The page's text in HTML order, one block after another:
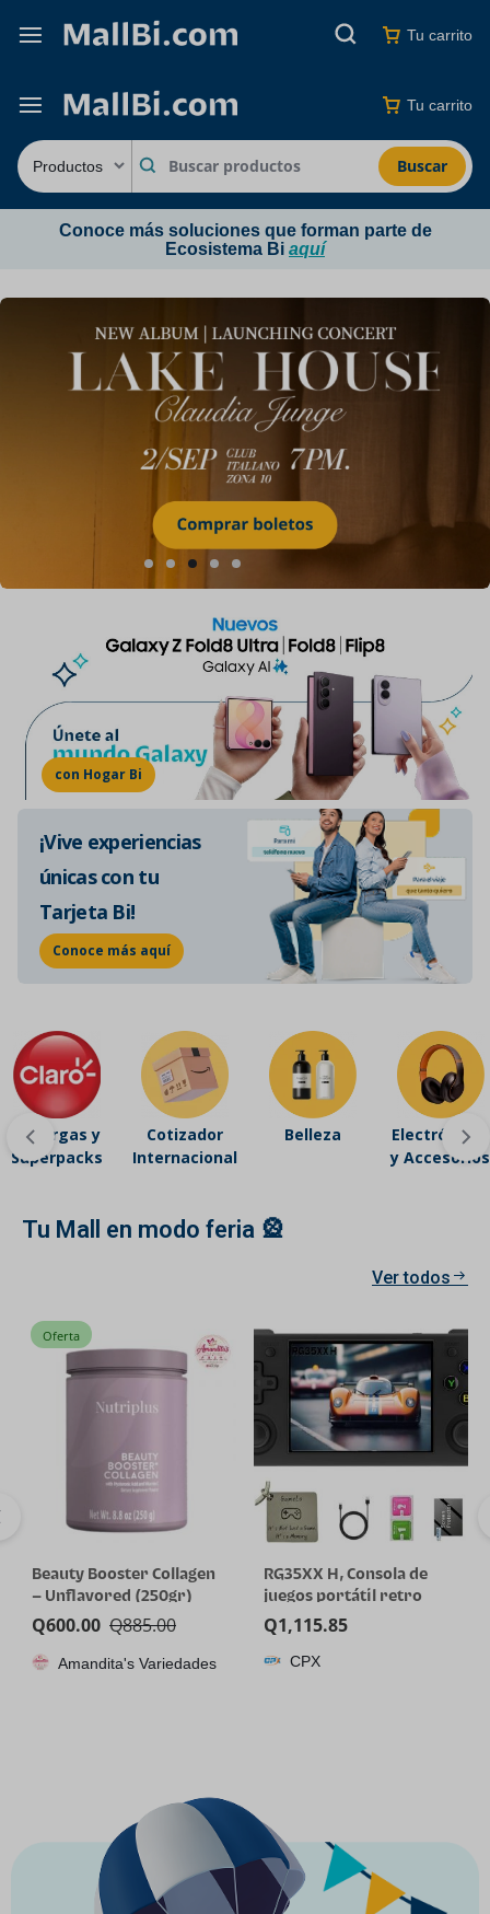
Tu carrito
Buscar
Tu carrito
Conoce más soluciones que forman parte de
Ecosistema Bi aquí
con Hogar Bi
¡Vive experiencias
únicas con tu
Tarjeta Bi!
Conoce más aquí
Recargas y
Superpacks
Cotizador
Internacional
Belleza
Electrónicos
y Accesorios
Tu Mall en modo feria 🎡
Ver todos
Oferta
Beauty Booster Collagen
– Unflavored (250gr)
Q885.00
Q600.00
Amandita's Variedades
RG35XX H, Consola de
juegos portátil retro
Anbernic con tarjeta de
64GTF, diseño de joystick
dual, pantalla HD de 3.5
Q1,115.85
CPX